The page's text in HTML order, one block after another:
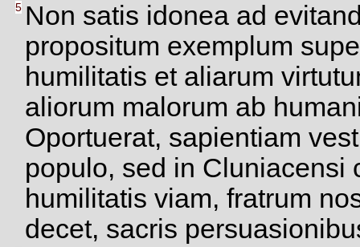
5 Non satis idonea ad
propositum exemplum
humilitatis et aliarum
aliorum malorum ab
Oportuerat, sapientiam
populo, sed in Cluniacensi
humilitatis viam, fratrum
decet, sacris